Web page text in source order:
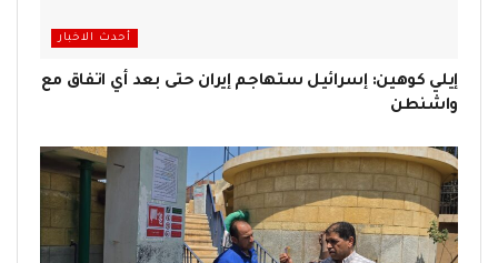
أحدث الاخبار
إيلي كوهين: إسرائيل ستهاجم إيران حتى بعد أي اتفاق مع
واشنطن